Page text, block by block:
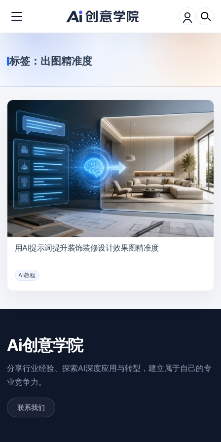
标签： 出图精准度
用AI提示词提升装饰装修设计效果图精准度
AI教程
Ai创意学院
分享行业经验、探索AI深度应用与转型，建立属于自己的专
业竞争力。
联系我们